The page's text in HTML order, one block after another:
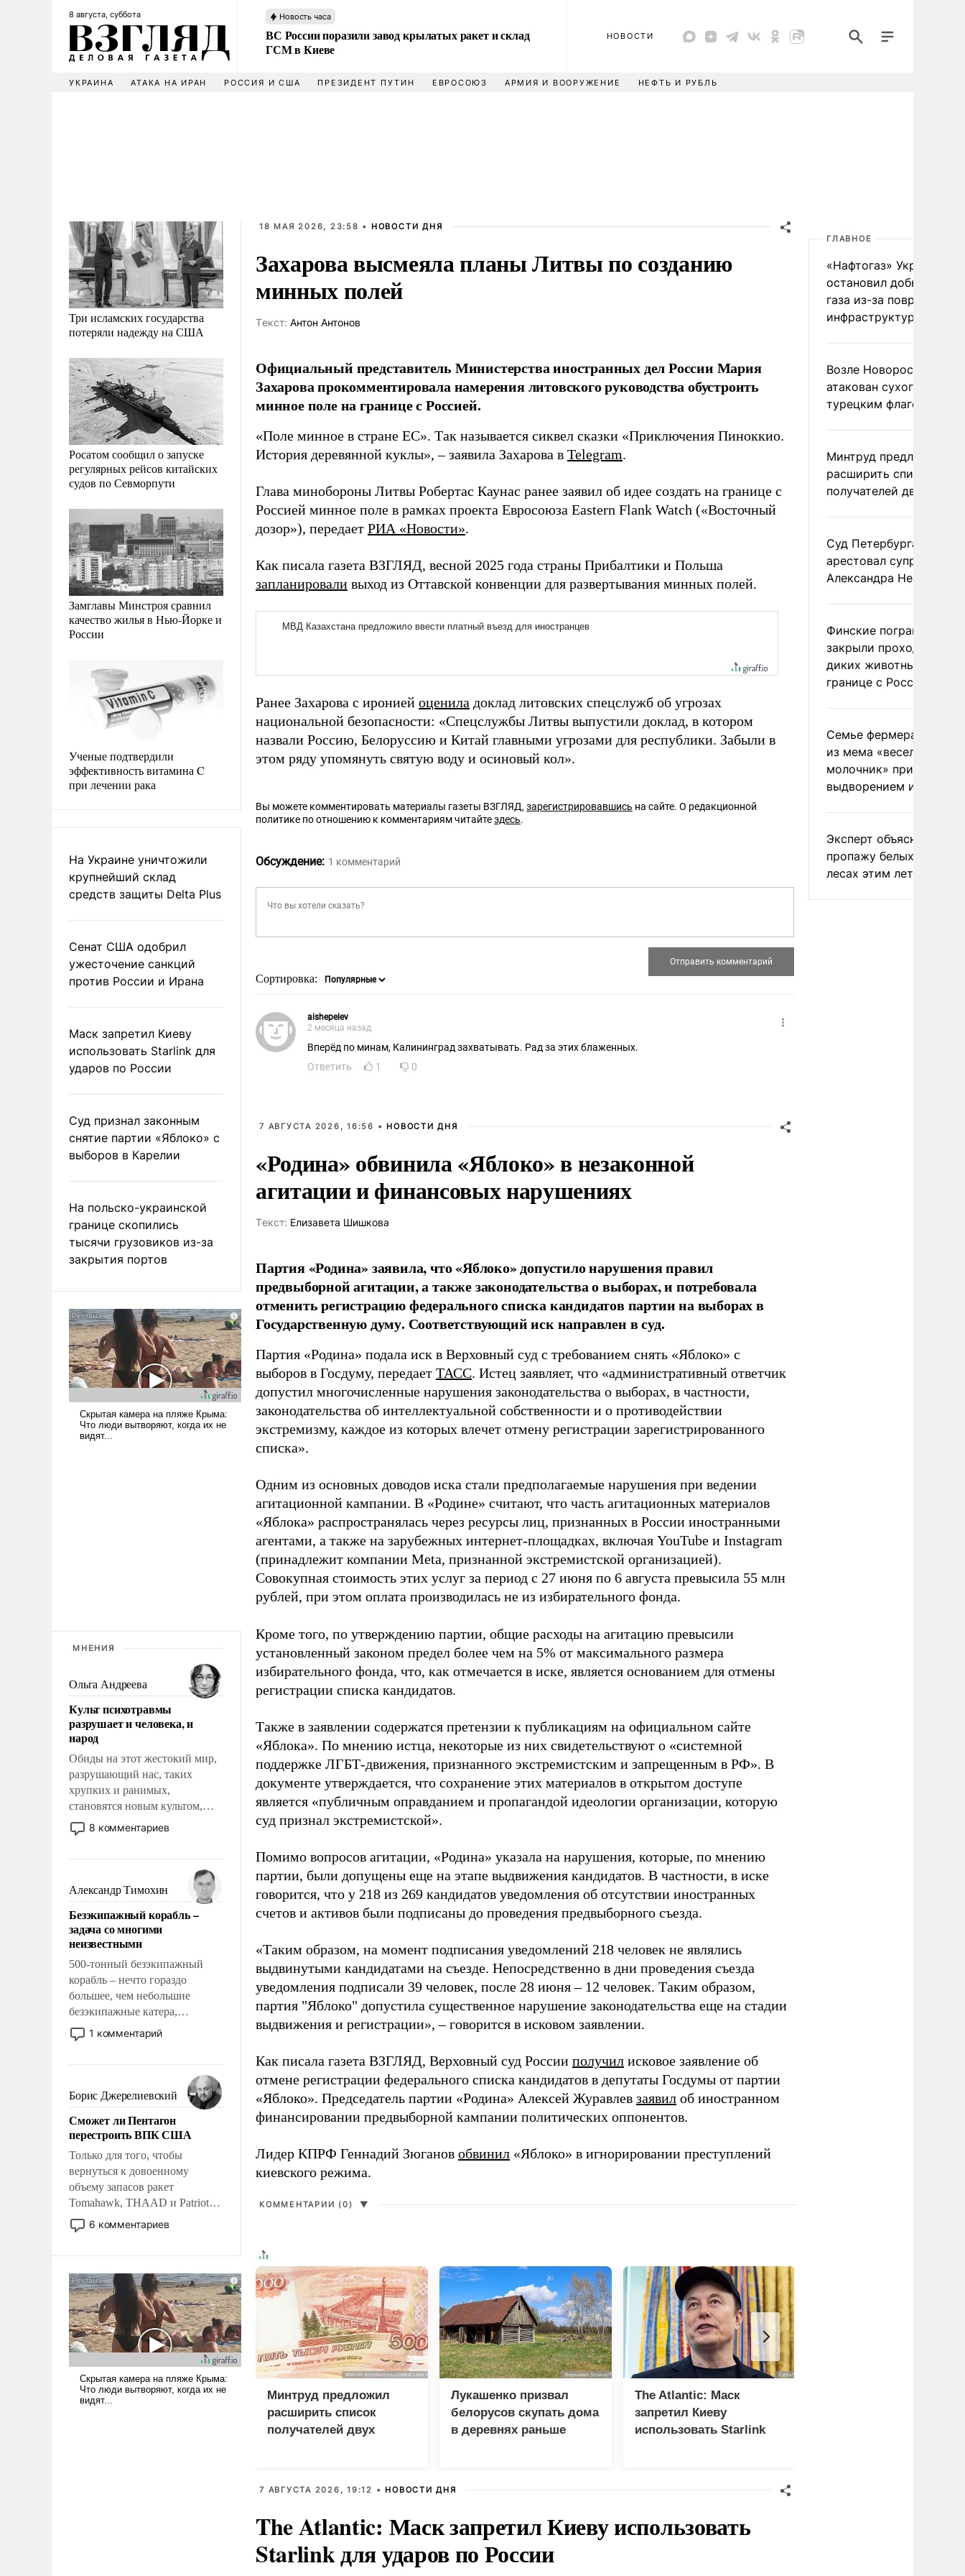
8 августа, суббота Новость часа
ВС России поразили завод крылатых ракет и склад
ГСМ в Киеве
НОВОСТИ
УКРАИНА АТАКА НА ИРАН РОССИЯ И США ПРЕЗИДЕНТ ПУТИН ЕВРОСОЮЗ АРМИЯ И ВООРУЖЕНИЕ НЕФТЬ И РУБЛЬ
Три исламских государства
потеряли надежду на США
Росатом сообщил о запуске
регулярных рейсов китайских
судов по Севморпути
Замглавы Минстроя сравнил
качество жилья в Нью-Йорке и
России
Ученые подтвердили
эффективность витамина C
при лечении рака
На Украине уничтожили
крупнейший склад
средств защиты Delta Plus
Сенат США одобрил
ужесточение санкций
против России и Ирана
Маск запретил Киеву
использовать Starlink для
ударов по России
Суд признал законным
снятие партии «Яблоко» с
выборов в Карелии
На польско-украинской
границе скопились
тысячи грузовиков из-за
закрытия портов
МНЕНИЯ
Ольга Андреева
Культ психотравмы
разрушает и человека, и
народ
Обиды на этот жестокий мир,
разрушающий нас, таких
хрупких и ранимых,
становятся новым культом,
постепенно вытесняя и
отменяя традиционное
мужественным и твердым под
ударами судьбы, брать на себя
ответственность, помогать
слабым, идти вперед и
адаптироваться.
8 комментариев
Александр Тимохин
Безэкипажный корабль –
задача со многими
неизвестными
500-тонный безэкипажный
корабль – нечто гораздо
большее, чем небольшие
безэкипажные катера,
применение которых уже
стало обыденностью. Задача по
сложна и амбициозна. Однако
и ее реализация радикально
поднимет наши боевые
возможности.
1 комментарий
Борис Джерелиевский
Сможет ли Пентагон
перестроить ВПК США
Только для того, чтобы
вернуться к довоенному
объему запасов ракет
Tomahawk, THAAD и Patriot
США потребуется более трех
лет. Даже небольшая война с
Сложившаяся ситуация
означает многолетний период
уязвимости США, например,
перед Китаем.
6 комментариев
18 МАЯ 2026, 23:58 • НОВОСТИ ДНЯ
Захарова высмеяла планы Литвы по созданию
минных полей
Tекст: Антон Антонов
Официальный представитель Министерства иностранных дел России Мария
Захарова прокомментировала намерения литовского руководства обустроить
минное поле на границе с Россией.
«Поле минное в стране ЕС». Так называется сиквел сказки «Приключения Пиноккио.
История деревянной куклы», – заявила Захарова в Telegram.
Глава минобороны Литвы Робертас Каунас ранее заявил об идее создать на границе с
Россией минное поле в рамках проекта Евросоюза Eastern Flank Watch («Восточный
дозор»), передает РИА «Новости».
Как писала газета ВЗГЛЯД, весной 2025 года страны Прибалтики и Польша
запланировали выход из Оттавской конвенции для развертывания минных полей.
Ранее Захарова с иронией оценила доклад литовских спецслужб об угрозах
национальной безопасности: «Спецслужбы Литвы выпустили доклад, в котором
назвали Россию, Белоруссию и Китай главными угрозами для республики. Забыли в
этом ряду упомянуть святую воду и осиновый кол».
Вы можете комментировать материалы газеты ВЗГЛЯД, зарегистрировавшись на сайте. О редакционной
политике по отношению к комментариям читайтездесь.
Обсуждение: 1 комментарий
Сортировка:
aishepelev
2 месяца назад
Вперёд по минам, Калининград захватывать. Рад за этих блаженных.
Ответить
1 0
7 АВГУСТА 2026, 16:56 • НОВОСТИ ДНЯ
«Родина» обвинила «Яблоко» в незаконной
агитации и финансовых нарушениях
Tекст: Елизавета Шишкова
Партия «Родина» заявила, что «Яблоко» допустило нарушения правил
предвыборной агитации, а также законодательства о выборах, и потребовала
отменить регистрацию федерального списка кандидатов партии на выборах в
Государственную думу. Соответствующий иск направлен в суд.
Партия «Родина» подала иск в Верховный суд с требованием снять «Яблоко» с
выборов в Госдуму, передает ТАСС. Истец заявляет, что «административный ответчик
допустил многочисленные нарушения законодательства о выборах, в частности,
законодательства об интеллектуальной собственности и о противодействии
экстремизму, каждое из которых влечет отмену регистрации зарегистрированного
списка».
Одним из основных доводов иска стали предполагаемые нарушения при ведении
агитационной кампании. В «Родине» считают, что часть агитационных материалов
«Яблока» распространялась через ресурсы лиц, признанных в России иностранными
агентами, а также на зарубежных интернет-площадках, включая YouTube и Instagram
(принадлежит компании Meta, признанной экстремистской организацией).
Совокупная стоимость этих услуг за период с 27 июня по 6 августа превысила 55 млн
рублей, при этом оплата производилась не из избирательного фонда.
Кроме того, по утверждению партии, общие расходы на агитацию превысили
установленный законом предел более чем на 5% от максимального размера
избирательного фонда, что, как отмечается в иске, является основанием для отмены
регистрации списка кандидатов.
Также в заявлении содержатся претензии к публикациям на официальном сайте
«Яблока». По мнению истца, некоторые из них свидетельствуют о «системной
поддержке ЛГБТ-движения, признанного экстремистским и запрещенным в РФ». В
документе утверждается, что сохранение этих материалов в открытом доступе
является «публичным оправданием и пропагандой идеологии организации, которую
суд признал экстремистской».
Помимо вопросов агитации, «Родина» указала на нарушения, которые, по мнению
партии, были допущены еще на этапе выдвижения кандидатов. В частности, в иске
говорится, что у 218 из 269 кандидатов уведомления об отсутствии иностранных
счетов и активов были подписаны до проведения предвыборного съезда.
«Таким образом, на момент подписания уведомлений 218 человек не являлись
выдвинутыми кандидатами на съезде. Непосредственно в дни проведения съезда
уведомления подписали 39 человек, после 28 июня – 12 человек. Таким образом,
партия "Яблоко" допустила существенное нарушение законодательства еще на стадии
выдвижения и регистрации», – говорится в исковом заявлении.
Как писала газета ВЗГЛЯД, Верховный суд России получил исковое заявление об
отмене регистрации федерального списка кандидатов в депутаты Госдумы от партии
«Яблоко». Председатель партии «Родина» Алексей Журавлев заявил об иностранном
финансировании предвыборной кампании политических оппонентов.
Лидер КПРФ Геннадий Зюганов обвинил «Яблоко» в игнорировании преступлений
киевского режима.
КОММЕНТАРИИ (0) ▼
Минтруд предложил
расширить список
получателей двух
Лукашенко призвал
белорусов скупать дома
в деревнях раньше
The Atlantic: Маск
запретил Киеву
использовать Starlink
7 АВГУСТА 2026, 19:12 • НОВОСТИ ДНЯ
The Atlantic: Маск запретил Киеву использовать
Starlink для ударов по России
ГЛАВНОЕ
«Нафтогаз» Украины
остановил добычу
газа из-за повреждения
инфраструктуры
Возле Новороссийска
атакован сухогруз под
турецким флагом
Минтруд предложил
расширить список
получателей двух
Суд Петербурга заочно
арестовал супругу
Александра Невзорова
Финские пограничники
закрыли проходы для
диких животных на
границе с Россией
Семье фермера
из мема «веселый
молочник» пригрозили
выдворением из
Эксперт объяснил
пропажу белых грибов
лесах этим летом